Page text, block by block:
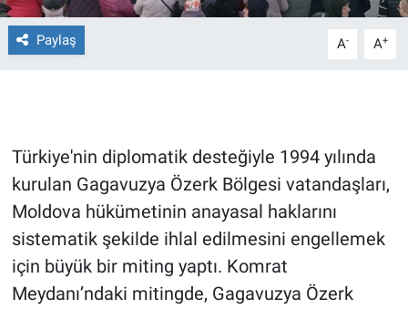
Paylaş A- A+
Türkiye'nin diplomatik desteğiyle 1994 yılında
kurulan Gagavuzya Özerk Bölgesi vatandaşları,
Moldova hükümetinin anayasal haklarını
sistematik şekilde ihlal edilmesini engellemek
için büyük bir miting yaptı. Komrat
Meydanı’ndaki mitingde, Gagavuzya Özerk
Gün Ortası
Haber
İlan
Kimdir